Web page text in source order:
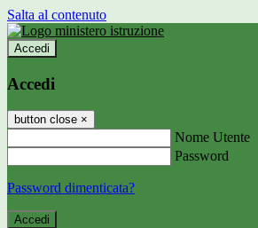
Salta al contenuto
Accedi
Accedi
button close ×
Nome Utente
Password
Password dimenticata?